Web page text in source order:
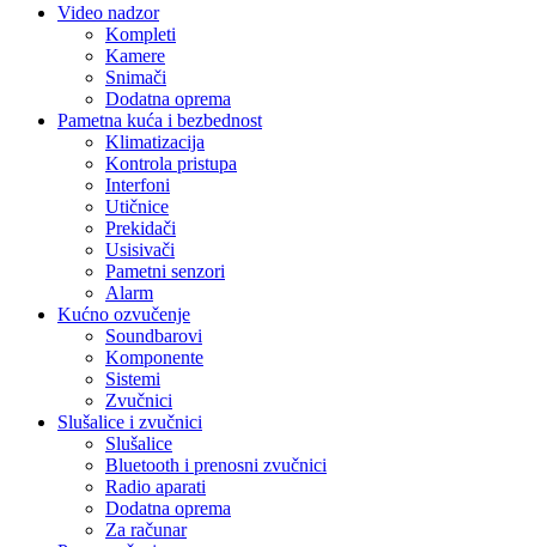
Video nadzor
Kompleti
Kamere
Snimači
Dodatna oprema
Pametna kuća i bezbednost
Klimatizacija
Kontrola pristupa
Interfoni
Utičnice
Prekidači
Usisivači
Pametni senzori
Alarm
Kućno ozvučenje
Soundbarovi
Komponente
Sistemi
Zvučnici
Slušalice i zvučnici
Slušalice
Bluetooth i prenosni zvučnici
Radio aparati
Dodatna oprema
Za računar